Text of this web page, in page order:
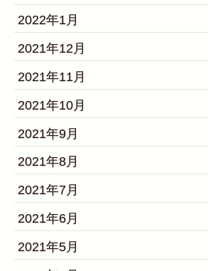
2022年1月
2021年12月
2021年11月
2021年10月
2021年9月
2021年8月
2021年7月
2021年6月
2021年5月